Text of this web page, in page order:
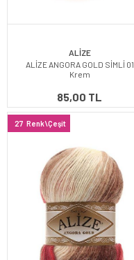
ALİZE
ALİZE ANGORA GOLD SİMLİ 01
Krem
85,00 TL
27 Renk\Çeşit